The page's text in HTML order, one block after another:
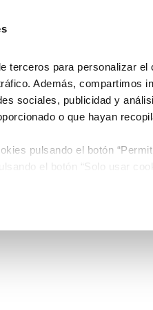
terceros para personalizar
Además, compartimos
sociales, publicidad y
o que hayan
pulsando el botón
el botón “Solo usar
Cookies